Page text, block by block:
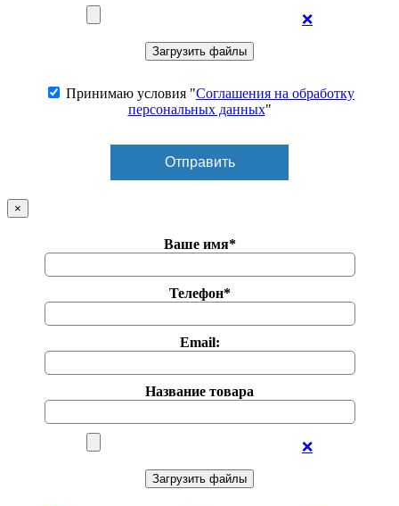
❌
Принимаю условия "Соглашения на обработку
персональных данных"
×
Ваше имя*
Телефон*
Email:
Название товара
❌